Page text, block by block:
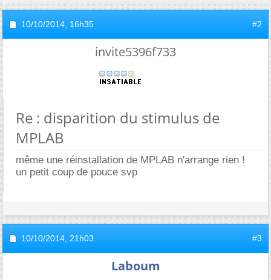
10/10/2014, 16h35 #2
invite5396f733
Re : disparition du stimulus de
MPLAB
même une réinstallation de MPLAB n'arrange rien !
un petit coup de pouce svp
10/10/2014, 21h03 #3
Laboum